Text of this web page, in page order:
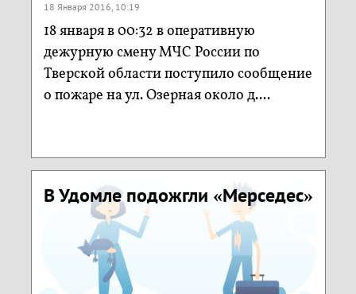
18 Января 2016, 10:19
18 января в 00:32 в оперативную
дежурную смену МЧС России по
Тверской области поступило сообщение
о пожаре на ул. Озерная около д....
В Удомле подожгли «Мерседес»